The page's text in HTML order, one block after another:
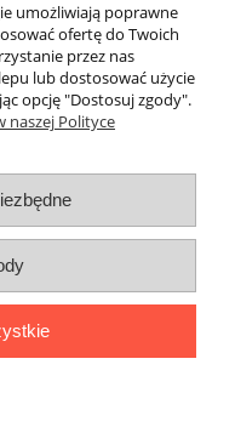
umożliwiają poprawne
ofertę do Twoich
przez nas
lub dostosować użycie
opcję "Dostosuj zgody".
naszej Polityce